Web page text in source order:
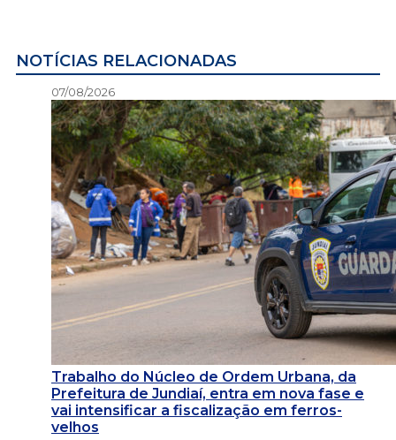
NOTÍCIAS RELACIONADAS
07/08/2026
Trabalho do Núcleo de Ordem Urbana, da
Prefeitura de Jundiaí, entra em nova fase e
vai intensificar a fiscalização em ferros-
velhos